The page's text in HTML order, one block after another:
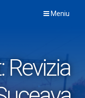
Meniu
Revizia